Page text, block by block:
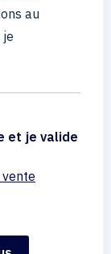
au
et je valide